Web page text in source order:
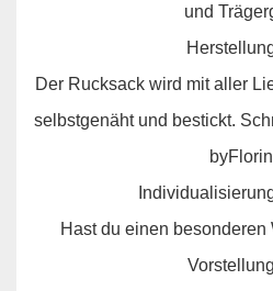
und
Der Rucksack wird mit aller
selbstgenäht und bestickt.
Hast du einen